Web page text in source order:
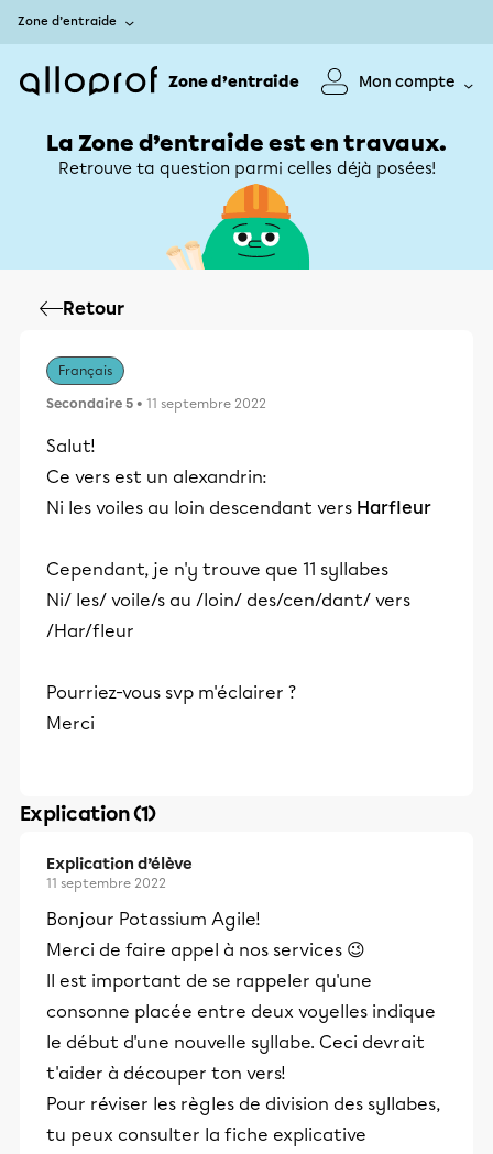
Zone d’entraide
Zone d’entraide Mon compte
La Zone d’entraide est en travaux.
Retrouve ta question parmi celles déjà posées!
Retour
Français
Secondaire 5 • 11 septembre 2022
Salut!
Ce vers est un alexandrin:
Ni les voiles au loin descendant vers Harfleur
Cependant, je n'y trouve que 11 syllabes
Ni/ les/ voile/s au /loin/ des/cen/dant/ vers
/Har/fleur
Pourriez-vous svp m'éclairer ?
Merci
Explication (1)
Explication d’élève
11 septembre 2022
Bonjour Potassium Agile!
Merci de faire appel à nos services 😉
Il est important de se rappeler qu'une
consonne placée entre deux voyelles indique
le début d'une nouvelle syllabe. Ceci devrait
t'aider à découper ton vers!
Pour réviser les règles de division des syllabes,
tu peux consulter la fiche explicative